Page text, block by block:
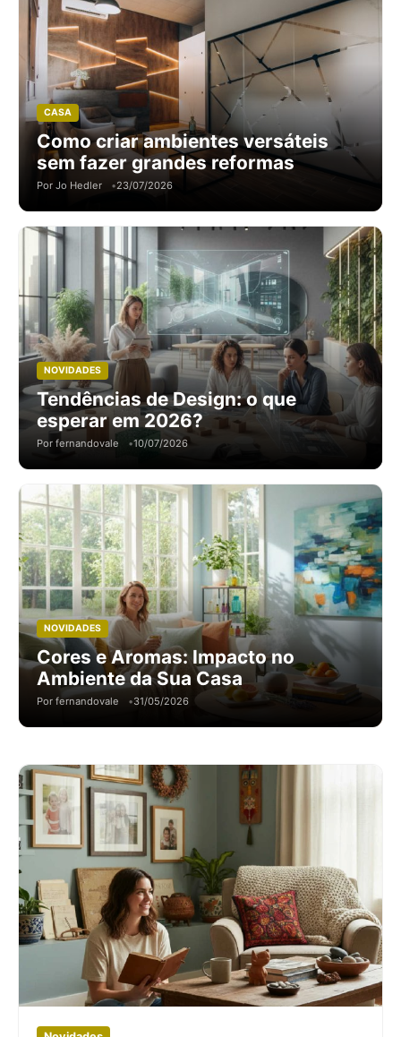
CASA
Como criar ambientes versáteis
sem fazer grandes reformas
Por Jo Hedler 23/07/2026
NOVIDADES
Tendências de Design: o que
esperar em 2026?
Por fernandovale 10/07/2026
NOVIDADES
Cores e Aromas: Impacto no
Ambiente da Sua Casa
Por fernandovale 31/05/2026